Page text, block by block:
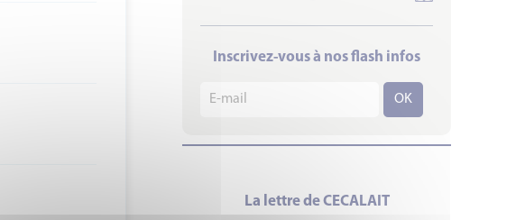
Inscrivez-vous à nos flash infos
La lettre de CECALAIT